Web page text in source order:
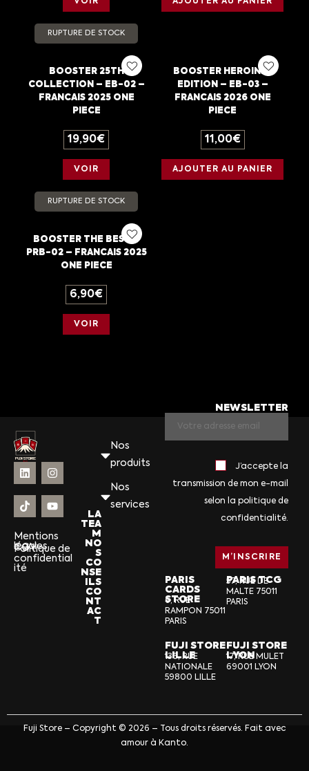
RUPTURE DE STOCK
BOOSTER 25TH
COLLECTION – EB-02 –
FRANCAIS 2025 ONE
PIECE
19,90€
VOIR
BOOSTER HEROINES
EDITION – EB-03 –
FRANCAIS 2026 ONE
PIECE
11,00€
AJOUTER AU PANIER
RUPTURE DE STOCK
BOOSTER THE BEST –
PRB-02 – FRANCAIS 2025
ONE PIECE
6,90€
VOIR
Mentions
légales
CGV
Politique de
confidential
ité
Nos
produits
Nos
services
LA
TEA
M
NO
S
CO
NSE
ILS
CO
NT
AC
T
NEWSLETTER
J’accepte la
transmission de mon e-mail
selon la politique de
confidentialité.
PARIS
CARDS
STORE
6, RUE
RAMPON 75011
PARIS
PARIS TCG
57, RUE DE
MALTE 75011
PARIS
FUJI STORE
LILLE
136, RUE
NATIONALE
59800 LILLE
FUJI STORE
LYON
17, RUE MULET
69001 LYON
Fuji Store – Copyright © 2026 – Tous droits réservés. Fait avec
amour à Kanto.